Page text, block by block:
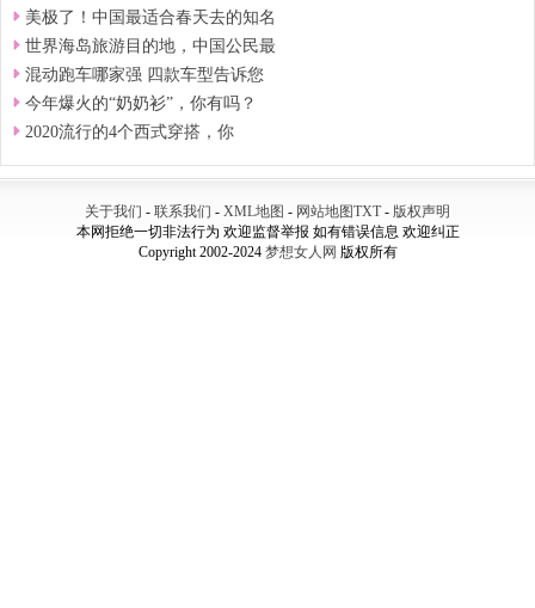
美极了！中国最适合春天去的知名
世界海岛旅游目的地，中国公民最
混动跑车哪家强 四款车型告诉您
今年爆火的“奶奶衫”，你有吗？
2020流行的4个西式穿搭，你
关于我们 - 联系我们 - XML地图 - 网站地图TXT- 版权声明
本网拒绝一切非法行为 欢迎监督举报 如有错误信息 欢迎纠正
Copyright 2002-2024 梦想女人网 版权所有